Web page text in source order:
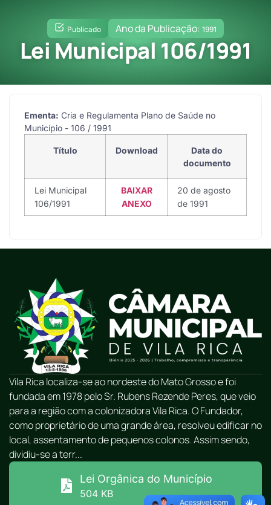
Publicado Ano da Publicação: 1991
Lei Municipal 106/1991
Ementa: Cria e Regulamenta Plano de Saúde no
Município - 106 / 1991
Título Download
Data do
documento
Lei Municipal
106/1991
BAIXAR
ANEXO
20 de agosto
de 1991
Vila Rica localiza-se ao nordeste do Mato Grosso e foi
fundada em 1978 pelo Sr. Rubens Rezende Peres, que veio
para a região com a colonizadora Vila Rica. O Fundador,
como proprietário de uma grande área, resolveu edificar no
local, assentamento de pequenos colonos. Assim sendo,
dividiu-se a terr...
Lei Orgânica do Município
504 KB